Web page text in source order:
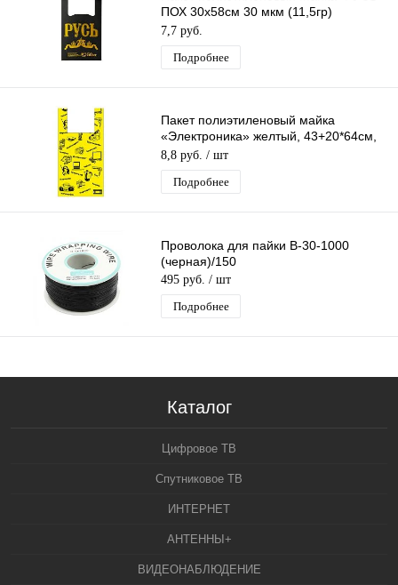
ПОХ 30х58см 30 мкм (11,5гр)
/50шт/750 шт*меш, 1ШТ.
7,7 руб.
Подробнее
Пакет полиэтиленовый майка
«Электроника» желтый, 43+20*64см,
23 мкм
8,8 руб. / шт
Подробнее
Проволока для пайки B-30-1000
(черная)/150
495 руб. / шт
Подробнее
Каталог
Цифровое ТВ
Спутниковое ТВ
ИНТЕРНЕТ
АНТЕННЫ+
ВИДЕОНАБЛЮДЕНИЕ